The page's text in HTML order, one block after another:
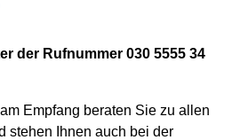
der Rufnummer 030 5555 34
Empfang beraten Sie zu allen
stehen Ihnen auch bei der